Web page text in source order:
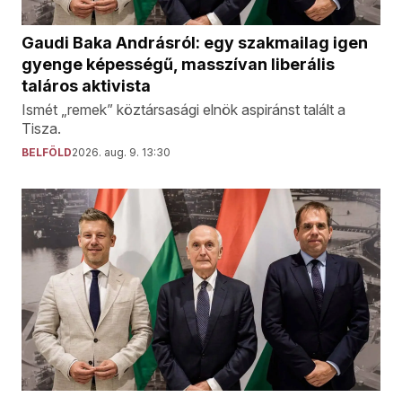
Gaudi Baka Andrásról: egy szakmailag igen
gyenge képességű, masszívan liberális
taláros aktivista
Ismét „remek” köztársasági elnök aspiránst talált a
Tisza.
BELFÖLD2026. aug. 9. 13:30